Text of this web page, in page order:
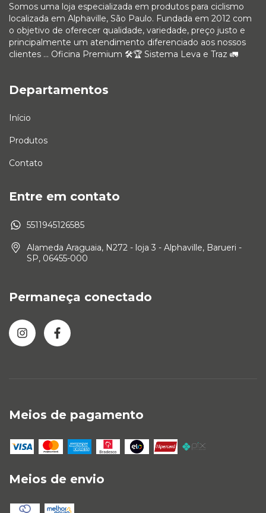
Somos uma loja especializada em produtos para ciclismo
localizada em Alphaville, São Paulo. Fundada em 2012 com
o objetivo de oferecer qualidade, variedade, preço justo e
principalmente um atendimento diferenciado aos nossos
clientes ... Oficina Premium 🛠🏆 Sistema Leva e Traz 🚛
Departamentos
Início
Produtos
Contato
Entre em contato
5511945126585
Alameda Araguaia, N272 - loja 3 - Alphaville, Barueri -
SP, 06455-000
Permaneça conectado
Meios de pagamento
Meios de envio